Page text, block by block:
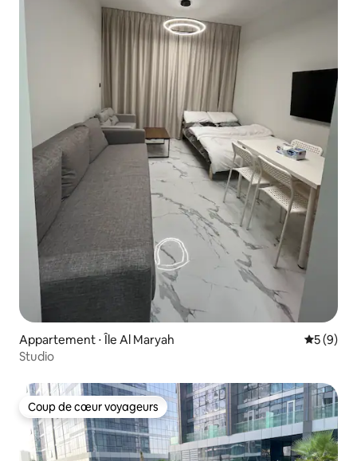
Appartement ⋅ Île Al Maryah
5 (9)
Studio
Coup de cœur voyageurs
Coup de cœur voyageurs